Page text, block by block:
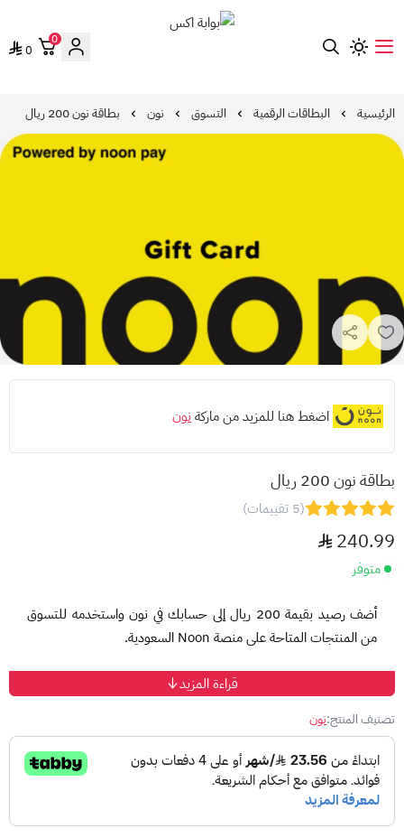
0
0
الرئيسية البطاقات الرقمية التسوق نون بطاقة نون 200 ريال
اضغط هنا للمزيد من ماركة نون
بطاقة نون 200 ريال
(5 تقييمات)
240.99
متوفر
أضف رصيد بقيمة 200 ريال إلى حسابك في نون واستخدمه للتسوق
من المنتجات المتاحة على منصة Noon السعودية.
انتقل إلى قسم "رصيد نون".
اختر "استرداد بطاقة الهدايا".
أدخل رقم البطاقة ورمز PIN.
اضغط "استرداد" لإضافة الرصيد إلى حسابك.
قراءة المزيد
تصنيف المنتج:نون